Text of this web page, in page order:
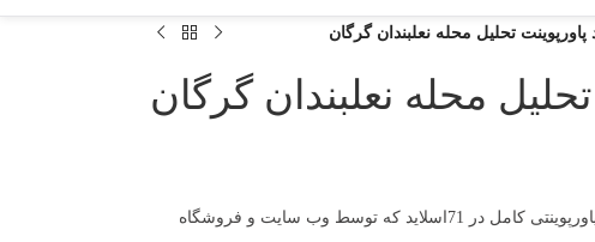
پاورپوینت تحلیل محله نعلبندان گرگان
تحلیل محله نعلبندان گرگان
پاورپوینتی کامل در 71اسلاید که توسط وب سایت و فروشگاه